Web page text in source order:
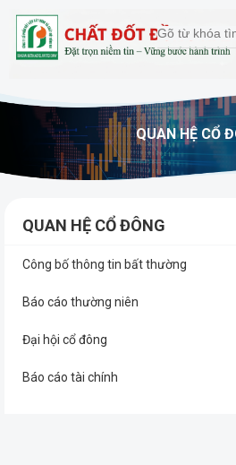
QUAN HỆ CỔ
QUAN HỆ CỔ ĐÔNG
Công bố thông tin bất thường
Báo cáo thường niên
Đại hội cổ đông
Báo cáo tài chính